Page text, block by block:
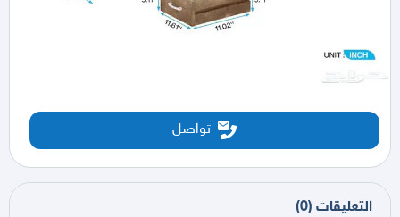
تواصل
التعليقات (
0
)